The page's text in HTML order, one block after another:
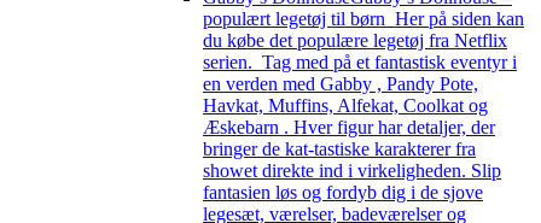
populært legetøj til børn Her på siden kan
du købe det populære legetøj fra Netflix
serien. Tag med på et fantastisk eventyr i
en verden med Gabby , Pandy Pote,
Havkat, Muffins, Alfekat, Coolkat og
Æskebarn . Hver figur har detaljer, der
bringer de kat-tastiske karakterer fra
showet direkte ind i virkeligheden. Slip
fantasien løs og fordyb dig i de sjove
legesæt, værelser, badeværelser og